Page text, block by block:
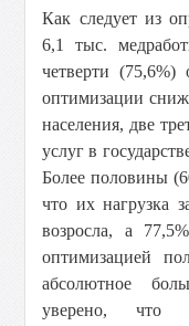
Как следует из
6,1 тыс.
четверти (75,6%)
оптимизации
населения, две
услуг в
Более половины
что их нагрузка
возросла, а
оптимизацией
абсолютное
уверено, что